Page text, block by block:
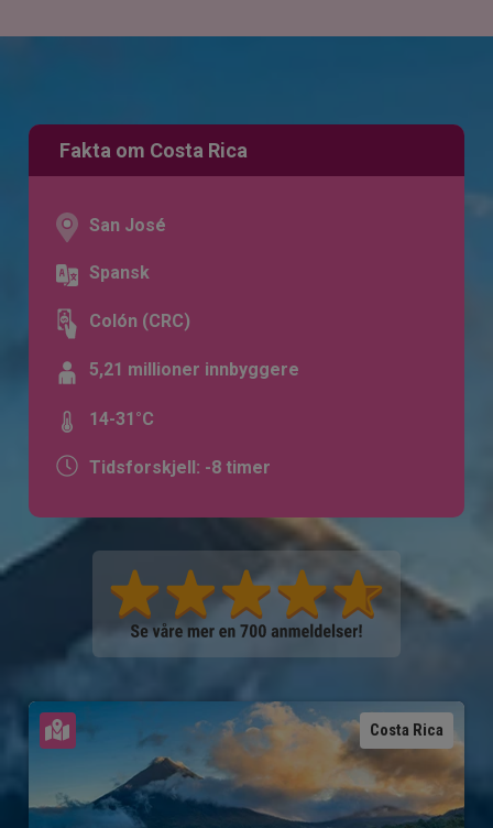
Fakta om Costa Rica
San José
Spansk
Colón (CRC)
5,21 millioner innbyggere
14-31°C
Tidsforskjell: -8 timer
Costa Rica